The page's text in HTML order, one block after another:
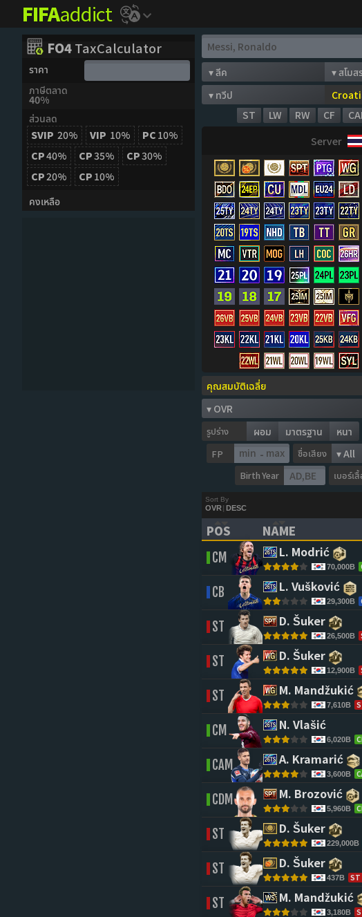
FIFAaddict
FO4TaxCalculator
ราคา
ภาษีตลาด
40%
ส่วนลด
SVIP 20% VIP 10% PC 10%
CP40% CP35% CP30%
CP20% CP 10%
คงเหลือ
ST LW RW CF
Server
รูปร่าง
ผอม มาตรฐาน หนา
FP - ชื่อเสียง
Birth Year เบอร์เ
Sort By
OVR| DESC
POS
(CLICK TO SORT
NAME
(CLICK TO CLEAR
CM L. Modrić
70,000B
CB L. Vušković
29,300B
ST D. Šuker
26,500B
ST D. Šuker
12,900B
ST M. Mandžukić
7,610B
CM N. Vlašić
6,020B
CAM A. Kramarić
3,600B
CDM M. Brozović
5,960B
ST D. Šuker
229,000B
ST D. Šuker
437B ST
ST M. Mandžukić
3,180B